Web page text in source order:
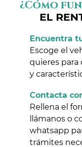
¿Cómo
EL
Encuentra
Escoge el
quieres para
y
Contacta
Rellena el
llámanos o
whatsapp
trámites